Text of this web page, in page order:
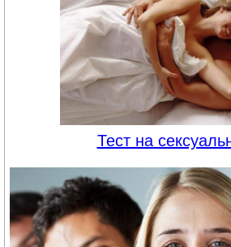
Тест на